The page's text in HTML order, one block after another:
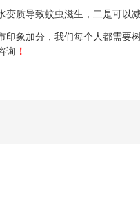
导致蚊虫滋生，二是可以
加分，我们每个人都需要
询 ！